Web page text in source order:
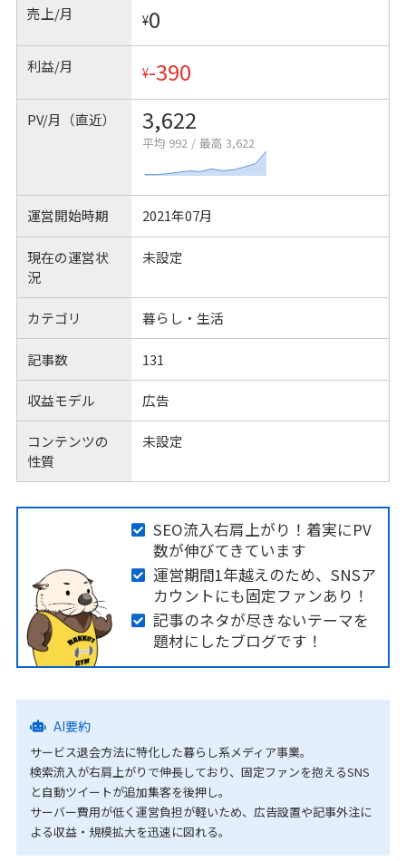
売上/月 ¥0
利益/月 ¥-390
PV/月（直近） 3,622
平均 992 / 最高 3,622
運営開始時期 2021年07月
現在の運営状
況
未設定
カテゴリ 暮らし・生活
記事数 131
収益モデル 広告
コンテンツの
性質
未設定
SEO流入右肩上がり！着実にPV
数が伸びてきています
運営期間1年越えのため、SNSア
カウントにも固定ファンあり！
記事のネタが尽きないテーマを
題材にしたブログです！
AI要約
サービス退会方法に特化した暮らし系メディア事業。
検索流入が右肩上がりで伸長しており、固定ファンを抱えるSNS
と自動ツイートが追加集客を後押し。
サーバー費用が低く運営負担が軽いため、広告設置や記事外注に
よる収益・規模拡大を迅速に図れる。